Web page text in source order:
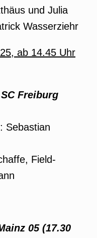
und Julia
Wasserziehr
ab 14.45 Uhr
SC Freiburg
Sebastian
Field-
05 (17.30